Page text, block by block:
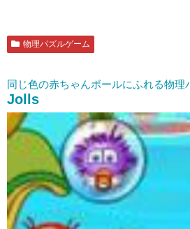
物理パズルゲーム
同じ色の赤ちゃんボールにふれる物理
Jolls